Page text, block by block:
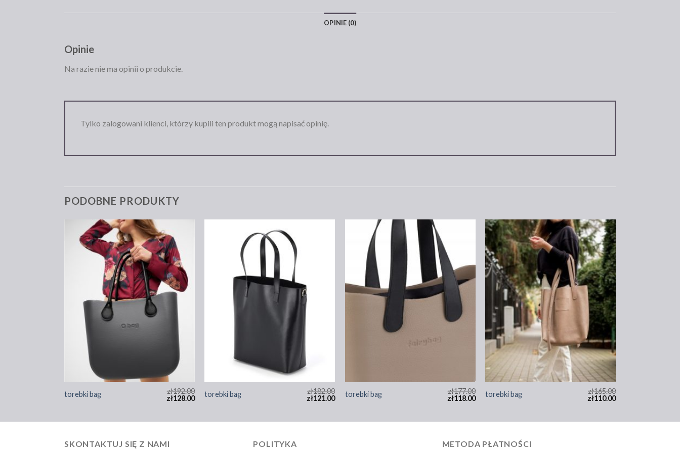
OPINIE (0)
Opinie
Na razie nie ma opinii o produkcie.
Tylko zalogowani klienci, którzy kupili ten produkt mogą napisać opinię.
PODOBNE PRODUKTY
torebki bag zł192.00
zł128.00 torebki bag zł182.00
zł121.00 torebki bag zł177.00
zł118.00 torebki bag zł165.00
zł110.00
SKONTAKTUJ SIĘ Z NAMI POLITYKA METODA PŁATNOŚCI